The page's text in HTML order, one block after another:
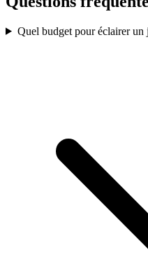
Quel budget pour éclairer un